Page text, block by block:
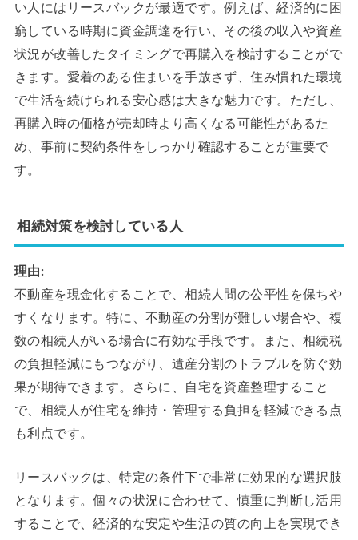
い人にはリースバックが最適です。例えば、経済的に困
窮している時期に資金調達を行い、その後の収入や資産
状況が改善したタイミングで再購入を検討することがで
きます。愛着のある住まいを手放さず、住み慣れた環境
で生活を続けられる安心感は大きな魅力です。ただし、
再購入時の価格が売却時より高くなる可能性があるた
め、事前に契約条件をしっかり確認することが重要で
す。
相続対策を検討している人
理由:
不動産を現金化することで、相続人間の公平性を保ちや
すくなります。特に、不動産の分割が難しい場合や、複
数の相続人がいる場合に有効な手段です。また、相続税
の負担軽減にもつながり、遺産分割のトラブルを防ぐ効
果が期待できます。さらに、自宅を資産整理すること
で、相続人が住宅を維持・管理する負担を軽減できる点
も利点です。
リースバックは、特定の条件下で非常に効果的な選択肢
となります。個々の状況に合わせて、慎重に判断し活用
することで、経済的な安定や生活の質の向上を実現でき